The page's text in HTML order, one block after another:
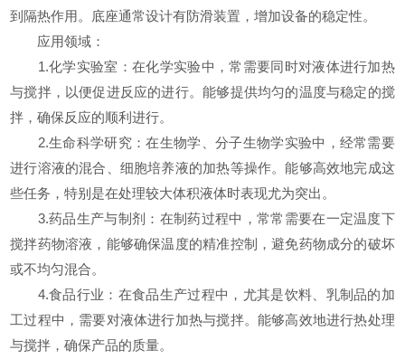
到隔热作用。底座通常设计有防滑装置，增加设备的稳定性。
应用领域：
1.化学实验室：在化学实验中，常需要同时对液体进行加热
与搅拌，以便促进反应的进行。能够提供均匀的温度与稳定的搅
拌，确保反应的顺利进行。
2.生命科学研究：在生物学、分子生物学实验中，经常需要
进行溶液的混合、细胞培养液的加热等操作。能够高效地完成这
些任务，特别是在处理较大体积液体时表现尤为突出。
3.药品生产与制剂：在制药过程中，常常需要在一定温度下
搅拌药物溶液，能够确保温度的精准控制，避免药物成分的破坏
或不均匀混合。
4.食品行业：在食品生产过程中，尤其是饮料、乳制品的加
工过程中，需要对液体进行加热与搅拌。能够高效地进行热处理
与搅拌，确保产品的质量。